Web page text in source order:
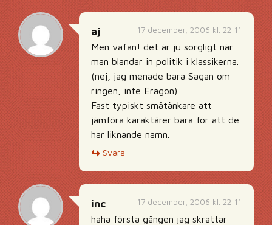
17 december, 2006 kl. 22:11
aj
Men vafan! det är ju sorgligt när
man blandar in politik i klassikerna.
(nej, jag menade bara Sagan om
ringen, inte Eragon)
Fast typiskt småtänkare att
jämföra karaktärer bara för att de
har liknande namn.
Svara
17 december, 2006 kl. 22:11
inc
haha första gången jag skrattar